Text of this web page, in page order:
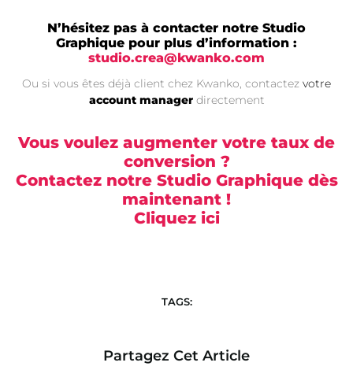
N’hésitez pas à contacter notre Studio
Graphique pour plus d’information :
studio.crea@kwanko.com
Ou si vous êtes déjà client chez Kwanko, contactez votre
account managerdirectement
Vous voulez augmenter votre taux de
conversion ?
Contactez notre Studio Graphique dès
maintenant !
Cliquez ici
TAGS:
Partagez Cet Article